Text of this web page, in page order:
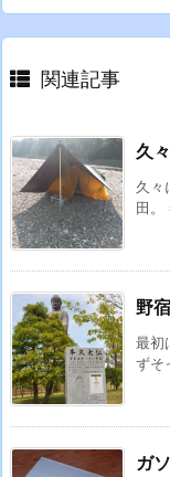
関連記事
久
久々
田。
野
最初
ずそ
ガ